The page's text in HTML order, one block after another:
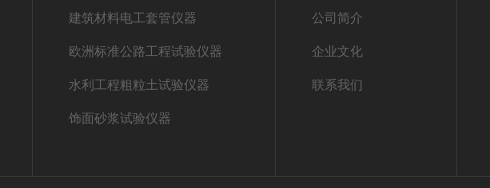
建筑材料电工套管仪器
欧洲标准公路工程试验仪器
水利工程粗粒土试验仪器
饰面砂浆试验仪器
公司简介
企业文化
联系我们